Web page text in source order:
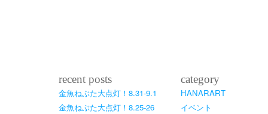
recent posts
金魚ねぶた大点灯！8.31-9.1
金魚ねぶた大点灯！8.25-26
category
HANARART
イベント